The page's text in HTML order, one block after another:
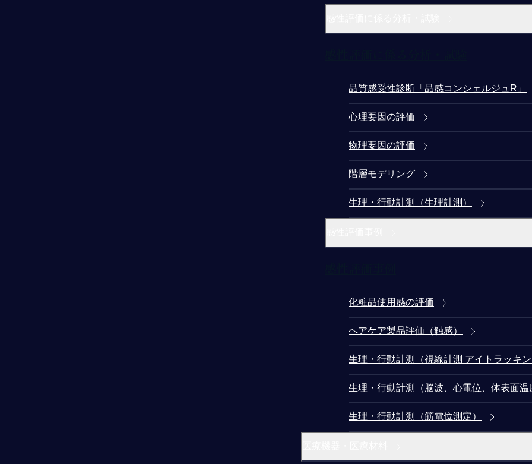
品質感受性診断「品感コンシェルジュR」
心理要因の評価
物理要因の評価
階層モデリング
生理・行動計測（生理計測）
化粧品使用感の評価
ヘアケア製品評価（触感）
生理・行動計測（視線計測 アイトラッキン
生理・行動計測（脳波、心電位、体表面温
生理・行動計測（筋電位測定）